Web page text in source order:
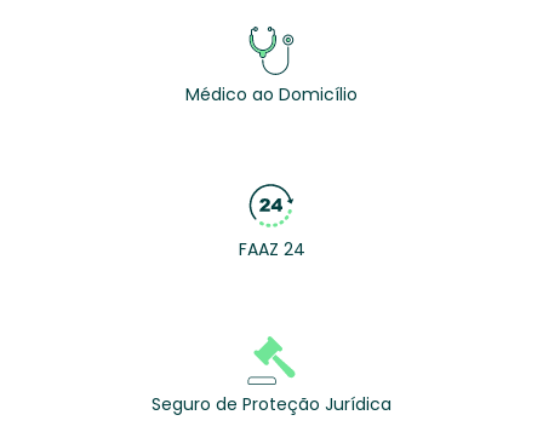
Médico ao Domicílio
FAAZ 24
Seguro de Proteção Jurídica